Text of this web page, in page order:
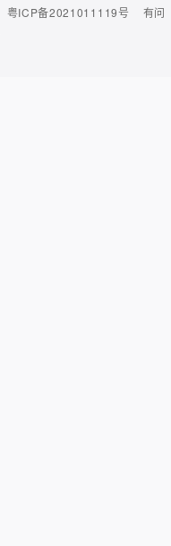
粤ICP备2021011119号
有问